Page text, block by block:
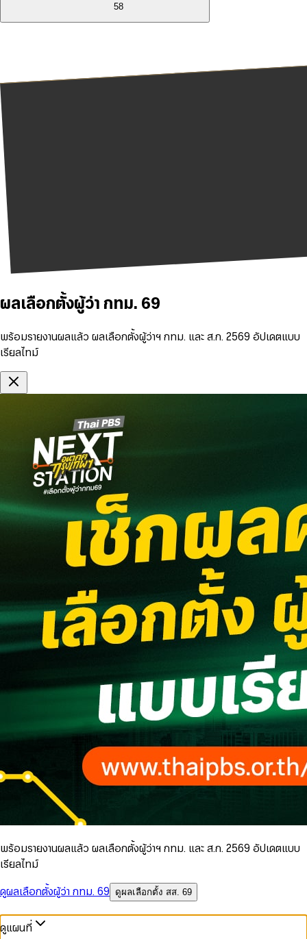
58
ผลเลือกตั้งผู้ว่า กทม. 69
พร้อมรายงานผลแล้ว ผลเลือกตั้งผู้ว่าฯ กทม. และ ส.ก. 2569 อัปเดตแบบ
เรียลไทม์
พร้อมรายงานผลแล้ว ผลเลือกตั้งผู้ว่าฯ กทม. และ ส.ก. 2569 อัปเดตแบบ
เรียลไทม์
ดูผลเลือกตั้งผู้ว่า กทม. 69
ดูผลเลือกตั้ง สส. 69
ดูแผนที่